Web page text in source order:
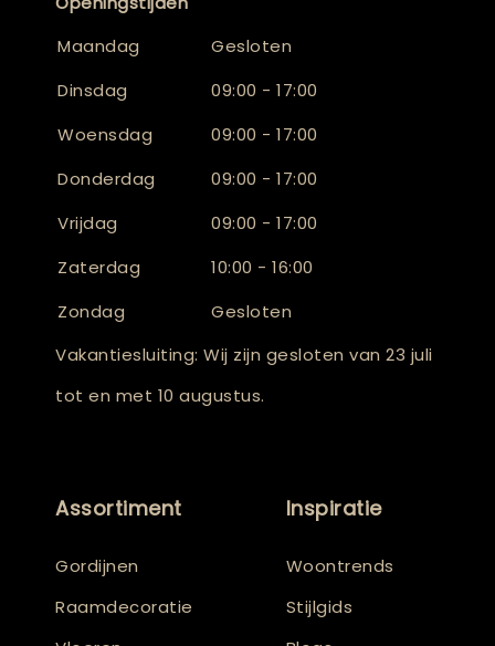
Maandag
Gesloten
Dinsdag
09:00 - 17:00
Woensdag
09:00 - 17:00
Donderdag
09:00 - 17:00
Vrijdag
09:00 - 17:00
Zaterdag
10:00 - 16:00
Zondag
Gesloten
Vakantiesluiting: Wij zijn gesloten van 23 juli
tot en met 10 augustus.
Assortiment
Gordijnen
Raamdecoratie
Inspiratie
Woontrends
Stijlgids